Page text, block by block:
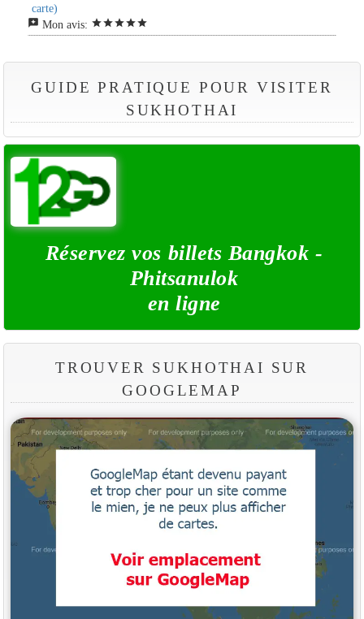
carte)
reviews Mon avis: starstarstarstarstar
GUIDE PRATIQUE POUR VISITER
SUKHOTHAI
Réservez vos billets Bangkok -
Phitsanulok
en ligne
TROUVER SUKHOTHAI SUR
GOOGLEMAP